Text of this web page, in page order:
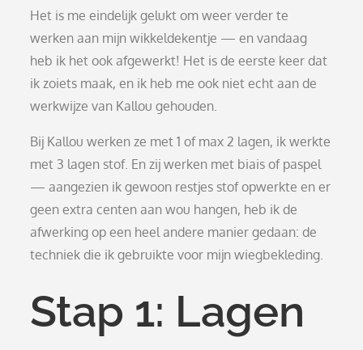
Het is me eindelijk gelukt om weer verder te
werken aan mijn wikkeldekentje — en vandaag
heb ik het ook afgewerkt! Het is de eerste keer dat
ik zoiets maak, en ik heb me ook niet echt aan de
werkwijze van Kallou gehouden.
Bij Kallou werken ze met 1 of max 2 lagen, ik werkte
met 3 lagen stof. En zij werken met biais of paspel
— aangezien ik gewoon restjes stof opwerkte en er
geen extra centen aan wou hangen, heb ik de
afwerking op een heel andere manier gedaan: de
techniek die ik gebruikte voor mijn wiegbekleding.
Stap 1: Lagen